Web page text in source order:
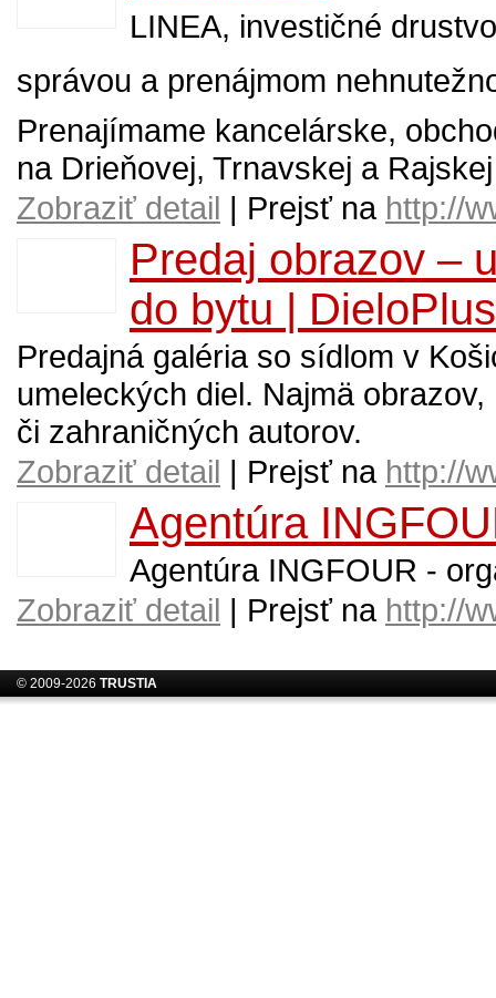
LINEA, investičné
správou a prenájmom
Prenajímame kancelárske,
na Drieňovej, Trnavskej a
Zobraziť detail | Prejsť na http://
Predaj obrazov –
do bytu |
Predajná galéria so sídlom v
umeleckých diel. Najmä
či zahraničných autorov.
Zobraziť detail | Prejsť na http://
Agentúra
Agentúra INGFOUR -
Zobraziť detail | Prejsť na http://
© 2009-2026 TRUSTIA